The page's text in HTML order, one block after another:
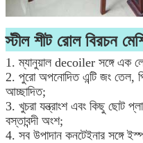
স্টীল শীট রোল বিরচন
1. ম্যানুয়াল decoiler সঙ্গে এক
2. পুরো অপনোদিত এন্টি জং তেল,
আচ্ছাদিত;
3. খুচরা যন্ত্রাংশ এবং কিছু ছোট
বস্তাবন্দী অংশ;
4. সব উপাদান কনটেইনার সঙ্গে